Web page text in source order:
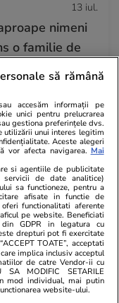
13 iul.
nimeni
o familie de
13 iul.
blocada
Trump
13 iul.
să rămână
accesăm informații pe
unici pentru prelucrarea
gestiona preferințele dvs.
utilizării unui interes legitim
Aceste alegeri
vor afecta navigarea. Mai
si agentiile de publicitate
de date analitice)
sa functioneze, pentru a
afisate in functie de
functionalitati aferente
pe website. Beneficiati
GDPR in legatura cu
drepturi pot fi exercitate
TOATE”, acceptati
implica inclusiv acceptul
de catre Vendor-ii cu
MODIFIC SETARILE
mod individual, mai putin
website-ului.